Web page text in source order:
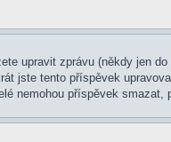
upravit zprávu (někdy jen
tento příspěvek
nemohou příspěvek smazat,